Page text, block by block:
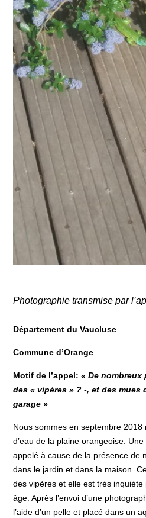
Photographie transmise par
Département du Vaucluse
Commune d’Orange
Motif de l’appel:« De
des « vipères » ? -, et des mues
garage »
Nous sommes en septembre
d’eau de la plaine orangeoise.
appelé à cause de la présence de
dans le jardin et dans la maison.
des vipères et elle est très
âge. Après l’envoi d’une
l’aide d’un pelle et placé dans un